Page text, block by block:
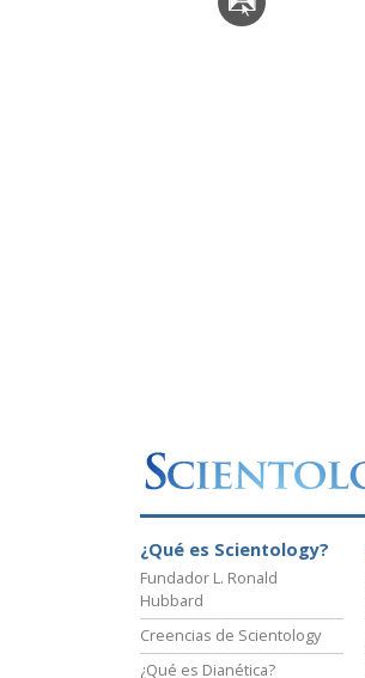
¿Qué es Scientology?
Fundador L. Ronald
Hubbard
Creencias de Scientology
¿Qué es Dianética?